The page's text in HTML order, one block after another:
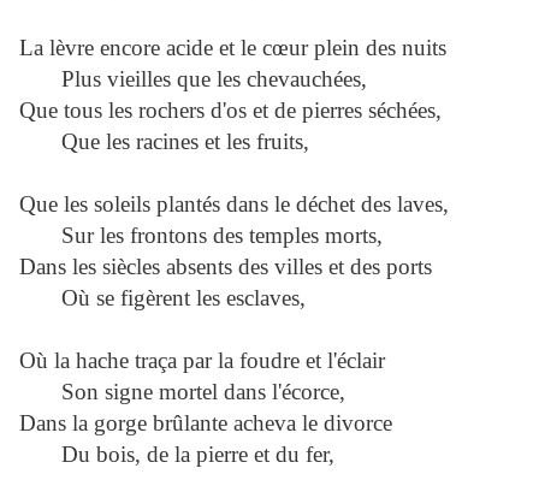
La lèvre encore acide et le cœur plein des nuits
Plus vieilles que les chevauchées,
Que tous les rochers d'os et de pierres séchées,
Que les racines et les fruits,
Que les soleils plantés dans le déchet des laves,
Sur les frontons des temples morts,
Dans les siècles absents des villes et des ports
Où se figèrent les esclaves,
Où la hache traça par la foudre et l'éclair
Son signe mortel dans l'écorce,
Dans la gorge brûlante acheva le divorce
Du bois, de la pierre et du fer,